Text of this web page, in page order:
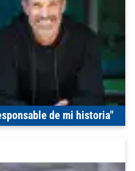
de mi historia"